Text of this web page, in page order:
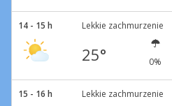
14 - 15 h Lekkie zachmurzenie
25° 0%
15 - 16 h Lekkie zachmurzenie